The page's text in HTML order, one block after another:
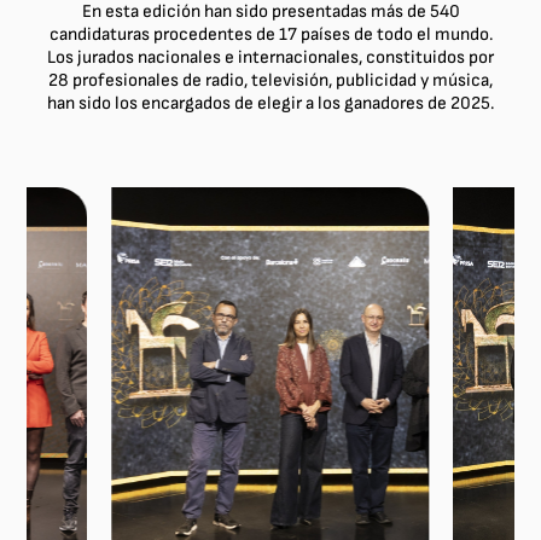
En esta edición han sido presentadas más de 540
candidaturas procedentes de 17 países de todo el mundo.
Los jurados nacionales e internacionales, constituidos por
28 profesionales de radio, televisión, publicidad y música,
han sido los encargados de elegir a los ganadores de 2025.